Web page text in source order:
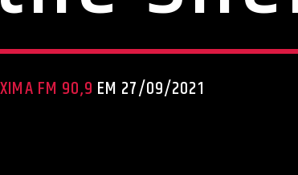
FM 90,9 EM 27/09/2021